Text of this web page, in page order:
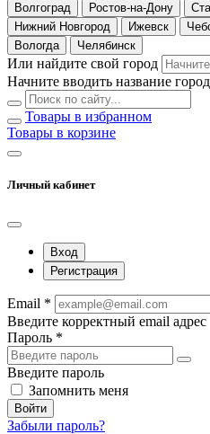
Волгоград
Ростов-на-Дону
Нижний Новгород
Ижевск
Вологда
Челябинск
Или найдите свой город
Начните вводить название
Товары в избранном
Товары в корзине
Личный кабинет
Вход
Регистрация
Email *
Введите корректный email адрес
Пароль *
Введите пароль
Запомнить меня
Войти
Забыли пароль?